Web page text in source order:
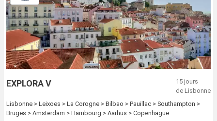
EXPLORA V
15 jours
de Lisbonne
Lisbonne > Leixoes > La Corogne > Bilbao > Pauillac > Southampton >
Bruges > Amsterdam > Hambourg > Aarhus > Copenhague